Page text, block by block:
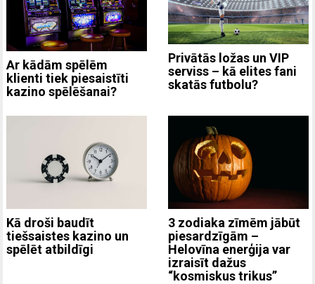
Ar kādām spēlēm
klienti tiek piesaistīti
kazino spēlēšanai?
Privātās ložas un VIP
serviss – kā elites fani
skatās futbolu?
Kā droši baudīt
tiešsaistes kazino un
spēlēt atbildīgi
3 zodiaka zīmēm jābūt
piesardzīgām –
Helovīna enerģija var
izraisīt dažus
“kosmiskus trikus”